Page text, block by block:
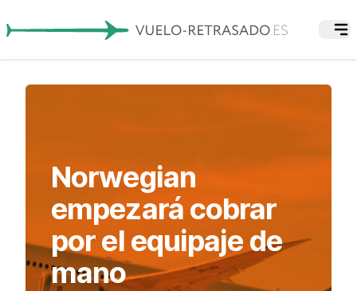
Norwegian
empezará cobrar
por el equipaje de
mano